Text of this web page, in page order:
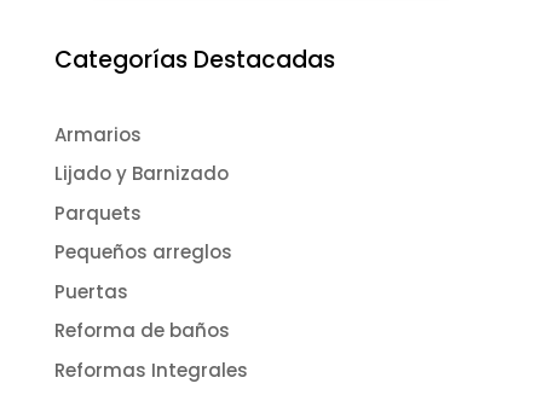
Categorías Destacadas
Armarios
Lijado y Barnizado
Parquets
Pequeños arreglos
Puertas
Reforma de baños
Reformas Integrales